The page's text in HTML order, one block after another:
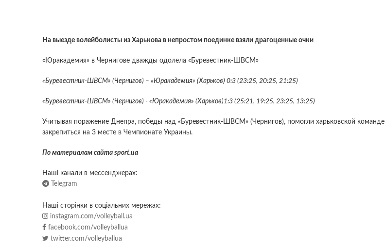
На выезде волейболисты из Харькова в непростом поединке взяли драгоценные очки
«Юракадемия» в Чернигове дважды одолела «Буревестник-ШВСМ»
«Буревестник-ШВСМ» (Чернигов) – «Юракадемия» (Харьков) 0:3 (23:25, 20:25, 21:25)
«Буревестник-ШВСМ» (Чернигов) - «Юракадемия» (Харьков)1:3 (25:21, 19:25, 23:25, 13:25)
Учитывая поражение Днепра, победы над «Буревестник-ШВСМ» (Чернигов), помогли харьковской команде
закрепиться на 3 месте в Чемпионате Украины.
По материалам сайта sport.ua
Наші канали в мессенджерах:
Telegram
Наші сторінки в соціальних мережах:
instagram.com/volleyball.ua
facebook.com/volleyballua
twitter.com/volleyballua